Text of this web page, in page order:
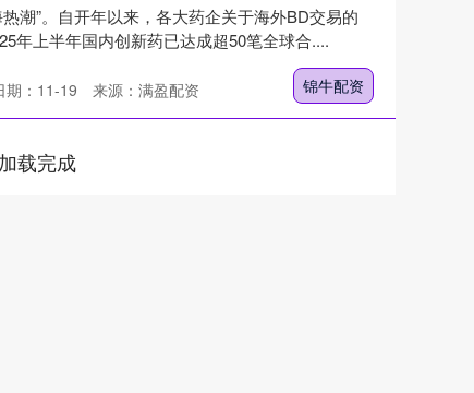
潮”。自开年以来，各大药企关于海外BD交易的
年上半年国内创新药已达成超50笔全球合....
锦牛配资
期：11-19 来源：满盈配资
载完成